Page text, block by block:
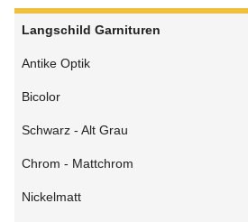
Langschild Garnituren
Antike Optik
Bicolor
Schwarz - Alt Grau
Chrom - Mattchrom
Nickelmatt